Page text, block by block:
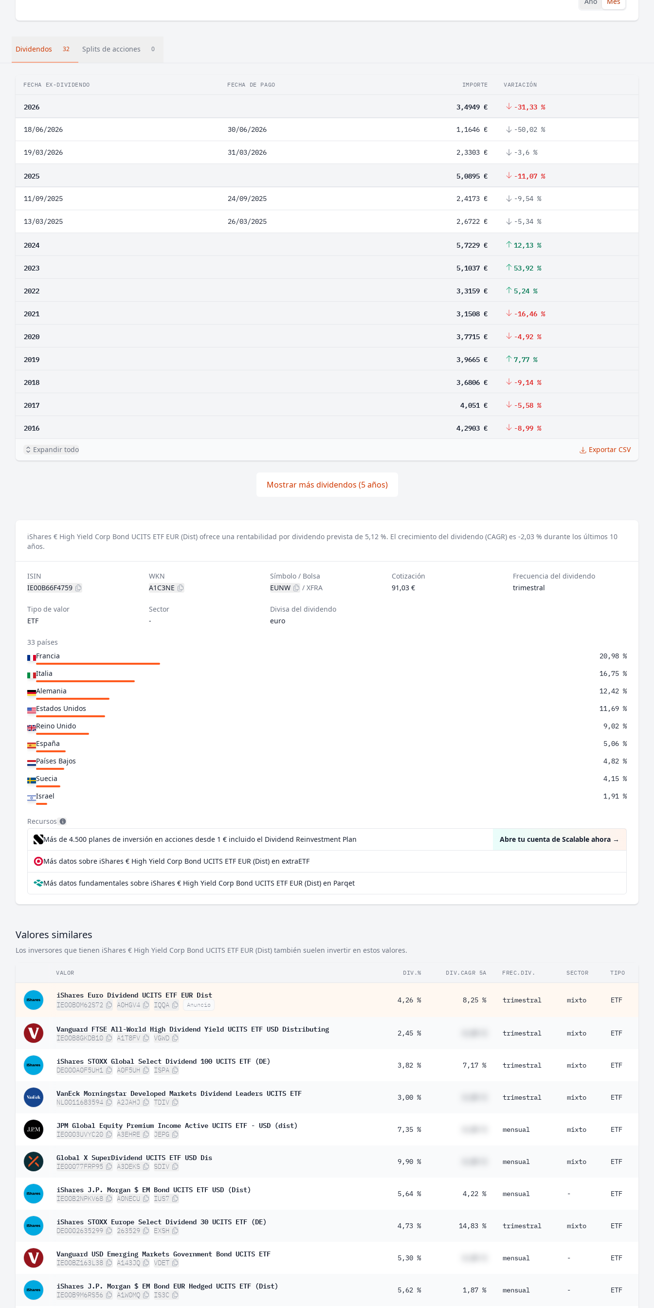
Dividendos 32 Splits de acciones 0
FECHA EX-DIVIDENDO FECHA DE PAGO IMPORTE VARIACIÓN
2026 3,4949 € -31,33 %
18/06/2026 30/06/2026 1,1646 € -50,02 %
19/03/2026 31/03/2026 2,3303 € -3,6 %
2025 5,0895 € -11,07 %
11/09/2025 24/09/2025 2,4173 € -9,54 %
13/03/2025 26/03/2025 2,6722 € -5,34 %
2024 5,7229 € 12,13 %
2023 5,1037 € 53,92 %
2022 3,3159 € 5,24 %
2021 3,1508 € -16,46 %
2020 3,7715 € -4,92 %
2019 3,9665 € 7,77 %
2018 3,6806 € -9,14 %
2017 4,051 € -5,58 %
2016 4,2903 € -8,99 %
Expandir todo Exportar CSV
Mostrar más dividendos (5 años)
iShares € High Yield Corp Bond UCITS ETF EUR (Dist) ofrece una rentabilidad por dividendo prevista de 5,12 %. El crecimiento del dividendo (CAGR) es -2,03 % durante los últimos 10
años.
ISIN
IE00B66F4759
WKN
A1C3NE
Símbolo / Bolsa
EUNW
/XFRA
Cotización
91,03 €
Frecuencia del dividendo
trimestral
Tipo de valor
ETF
Sector
-
Divisa del dividendo
euro
33 países
Francia
20,98 %
Italia 16,75 %
Alemania 12,42 %
Estados Unidos 11,69 %
Reino Unido 9,02 %
España 5,06 %
Países Bajos 4,82 %
Suecia 4,15 %
Israel 1,91 %
Chequia 1,58 %
Suiza 1,44 %
Japón
Irlanda
Polonia
Rumanía
Noruega 0,43 %
Austria
Dinamarca
Bulgaria
México
Lituania
Portugal
Estonia 0,18 %
China 0,13 %
Turquía 0,11 %
Barbados 0,066 %
Chipre
Recursos
Más de 4.500 planes de inversión en acciones desde 1 € incluido el Dividend Reinvestment Plan Abre tu cuenta de Scalable ahora →
Más datos sobre iShares € High Yield Corp Bond UCITS ETF EUR (Dist) en extraETF
Más datos fundamentales sobre iShares € High Yield Corp Bond UCITS ETF EUR (Dist) en Parqet
Valores similares
Los inversores que tienen iShares € High Yield Corp Bond UCITS ETF EUR (Dist) también suelen invertir en estos valores.
VALOR DIV.% DIV.CAGR 5A FREC.DIV. SECTOR TIPO
iShares Euro Dividend UCITS ETF EUR Dist
IE00B0M62S72 A0HGV4 IQQA Anuncio
4,26 % 8,25 % trimestral mixto ETF
Vanguard FTSE All-World High Dividend Yield UCITS ETF USD Distributing
IE00B8GKDB10 A1T8FV VGWD
2,45 % trimestral mixto ETF
iShares STOXX Global Select Dividend 100 UCITS ETF (DE)
DE000A0F5UH1 A0F5UH ISPA
3,82 % 7,17 % trimestral mixto ETF
VanEck Morningstar Developed Markets Dividend Leaders UCITS ETF
NL0011683594 A2JAHJ TDIV
3,00 % trimestral mixto ETF
JPM Global Equity Premium Income Active UCITS ETF - USD (dist)
IE0003UVYC20 A3EHRE JEPG
7,35 % mensual mixto ETF
Global X SuperDividend UCITS ETF USD Dis
IE00077FRP95 A3DEKS SDIV
9,90 % mensual mixto ETF
iShares J.P. Morgan $ EM Bond UCITS ETF USD (Dist)
IE00B2NPKV68 A0NECU IUS7
5,64 % 4,22 % mensual - ETF
iShares STOXX Europe Select Dividend 30 UCITS ETF (DE)
DE0002635299 263529 EXSH
4,73 % 14,83 % trimestral mixto ETF
Vanguard USD Emerging Markets Government Bond UCITS ETF
IE00BZ163L38 A143JQ VDET
5,30 % mensual - ETF
iShares J.P. Morgan $ EM Bond EUR Hedged UCITS ETF (Dist)
IE00B9M6RS56 A1W0MQ IS3C
5,62 % 1,87 % mensual - ETF